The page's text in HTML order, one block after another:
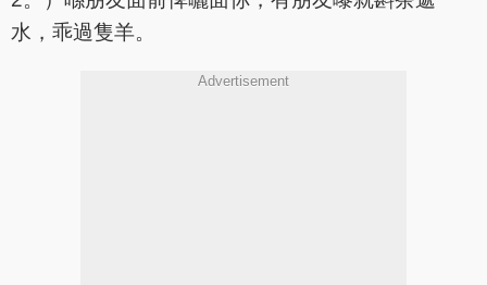
水，乖過隻羊。
Advertisement